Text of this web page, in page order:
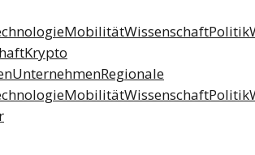
MobilitätWissenschaftPolitik
Krypto
UnternehmenRegionale
MobilitätWissenschaftPolitik